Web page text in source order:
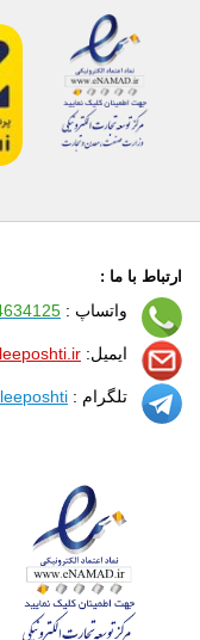
ارتباط با ما :
واتساپ :
ایمیل:
تلگرام :